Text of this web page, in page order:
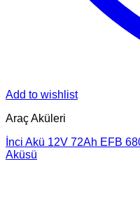
Add to wishlist
Araç Aküleri
İnci Akü 12V 72Ah EFB
Aküsü